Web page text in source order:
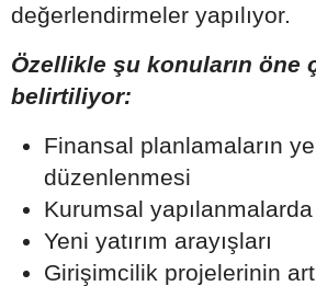
değerlendirmeler yapılıyor.
Özellikle şu konuların öne
belirtiliyor:
Finansal planlamaların
düzenlenmesi
Kurumsal
Yeni yatırım arayışları
Girişimcilik projelerinin